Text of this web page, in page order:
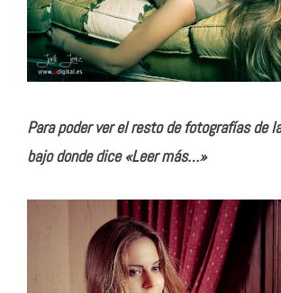
Para poder ver el resto de fotografías de
bajo donde dice «Leer más…»